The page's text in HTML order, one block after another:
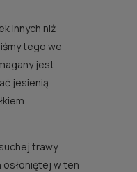
innych niż
tego we
jest
jesienią
trawy.
osłoniętej w ten